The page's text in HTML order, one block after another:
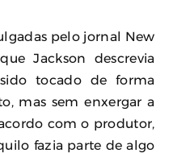
pelo jornal New
Jackson descrevia
tocado de forma
mas sem enxergar a
com o produtor,
fazia parte de algo